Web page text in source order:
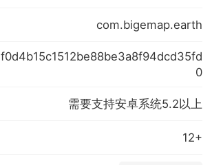
com.bigemap.earth
f0d4b15c1512be88be3a8f94dcd35fd
0
需要支持安卓系统5.2以上
12+